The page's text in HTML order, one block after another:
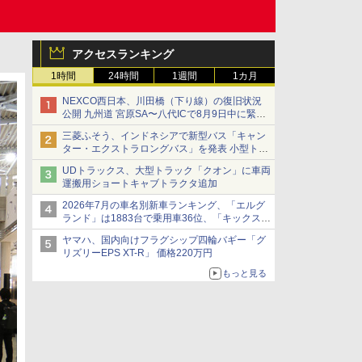
アクセスランキング
1時間 24時間 1週間 1カ月
NEXCO西日本、川田橋（下り線）の復旧状況
公開 九州道 宮原SA〜八代ICで8月9日中に緊急
車両を通行可能に
三菱ふそう、インドネシアで新型バス「キャン
ター・エクストラロングバス」を発表 小型トラ
ックベースの観光・旅客輸送向けバス
UDトラックス、大型トラック「クオン」に車両
運搬用ショートキャブトラクタ追加
2026年7月の車名別新車ランキング、「エルグ
ランド」は1883台で乗用車36位、「キックス」
は2591台で27位に
ヤマハ、国内向けフラグシップ四輪バギー「グ
リズリーEPS XT-R」 価格220万円
もっと見る